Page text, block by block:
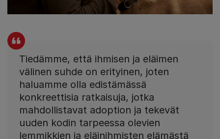
Tiedämme, että ihmisen ja eläimen
välinen suhde on erityinen, joten
haluamme olla edistämässä
konkreettisia ratkaisuja, jotka
mahdollistavat adoption ja tekevät
uuden kodin tarpeessa olevien
lemmikkien ja eläinihmisten elämästä